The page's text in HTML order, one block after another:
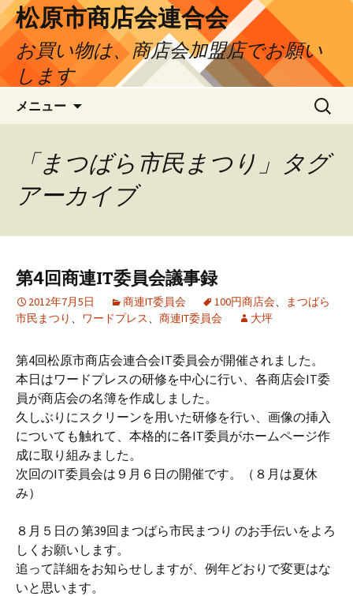
松原市商店会連合会
お買い物は、商店会加盟店でお願い
します
メニュー
ン
ツ
へ
プ
検
索:
「まつばら市民まつり」タグ
アーカイブ
第4回商連IT委員会議事録
2012年7月5日 商連IT委員会 100円商店会、
まつばら
市民まつり 、 ワードプレス、 商連IT委員会 大坪
第4回松原市商店会連合会IT委員会が開催されました。
本日はワードプレスの研修を中心に行い、各商店会IT委
員が商店会の名簿を作成しました。
久しぶりにスクリーンを用いた研修を行い、画像の挿入
についても触れて、本格的に各IT委員がホームページ作
成に取り組みました。
次回のIT委員会は９月６日の開催です。（８月は夏休
み）
８月５日の 第39回まつばら市民まつり のお手伝いをよろ
しくお願いします。
追って詳細をお知らせしますが、例年どおりで変更はな
いと思います。